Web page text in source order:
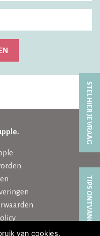
STEL HIER JE VRAAG
TIPS ONTVANGEN?
van cookies.